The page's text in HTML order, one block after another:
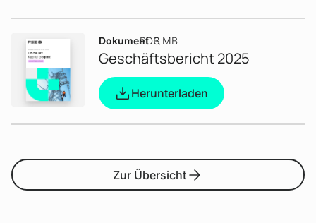
DokumentPDF3 MB
Geschäftsbericht 2025
Herunterladen
Zur Übersicht